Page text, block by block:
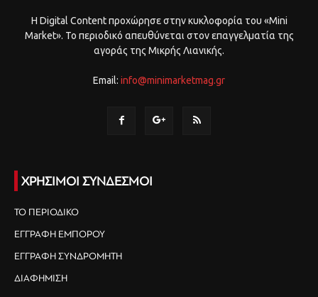
Η Digital Content προχώρησε στην κυκλοφορία του «Mini
Market». Το περιοδικό απευθύνεται στον επαγγελματία της
αγοράς της Μικρής Λιανικής.
Email: info@minimarketmag.gr
ΧΡΗΣΙΜΟΙ ΣΥΝΔΕΣΜΟΙ
ΤΟ ΠΕΡΙΟΔΙΚΟ
ΕΓΓΡΑΦΗ ΕΜΠΟΡΟΥ
ΕΓΓΡΑΦΗ ΣΥΝΔΡΟΜΗΤΗ
ΔΙΑΦΗΜΙΣΗ